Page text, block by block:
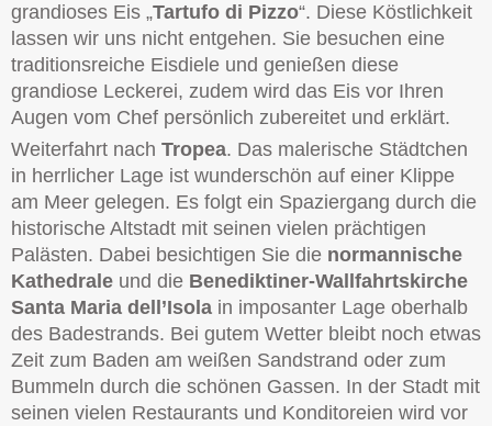
grandioses Eis „Tartufo di Pizzo“. Diese Köstlichkeit
lassen wir uns nicht entgehen. Sie besuchen eine
traditionsreiche Eisdiele und genießen diese
grandiose Leckerei, zudem wird das Eis vor Ihren
Augen vom Chef persönlich zubereitet und erklärt.
Weiterfahrt nach Tropea. Das malerische Städtchen
in herrlicher Lage ist wunderschön auf einer Klippe
am Meer gelegen. Es folgt ein Spaziergang durch die
historische Altstadt mit seinen vielen prächtigen
Palästen. Dabei besichtigen Sie die normannische
Kathedrale und die Benediktiner-Wallfahrtskirche
Santa Maria dell’Isola in imposanter Lage oberhalb
des Badestrands. Bei gutem Wetter bleibt noch etwas
Zeit zum Baden am weißen Sandstrand oder zum
Bummeln durch die schönen Gassen. In der Stadt mit
seinen vielen Restaurants und Konditoreien wird vor